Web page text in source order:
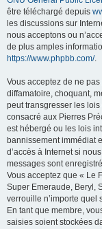
être téléchargé depuis
les discussions sur
nous acceptons ou
de plus amples
https://www.phpbb.com/.
Vous acceptez de ne
diffamatoire, choquant,
peut transgresser les
consacré aux Pierres
est hébergé ou les lois
bannissement immédiat
d’accès à Internet si
messages sont
Vous acceptez que « Le
Super Emeraude, Beryl,
verrouille n’importe quel
En tant que membre,
saisies soient stockées